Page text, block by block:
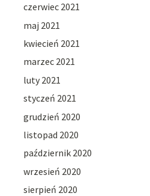
czerwiec 2021
maj 2021
kwiecień 2021
marzec 2021
luty 2021
styczeń 2021
grudzień 2020
listopad 2020
październik 2020
wrzesień 2020
sierpień 2020